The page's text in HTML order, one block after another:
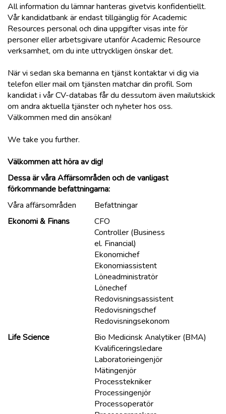
All information du lämnar hanteras givetvis konfidentiellt.
Vår kandidatbank är endast tillgänglig för Academic
Resources personal och dina uppgifter visas inte för
personer eller arbetsgivare utanför Academic Resource
verksamhet, om du inte uttryckligen önskar det.
När vi sedan ska bemanna en tjänst kontaktar vi dig via
telefon eller mail om tjänsten matchar din profil. Som
kandidat i vår CV-databas får du dessutom även mailutskick
om andra aktuella tjänster och nyheter hos oss.
Välkommen med din ansökan!
We take you further.
Välkommen att höra av dig!
Dessa är våra Affärsområden och de vanligast
förkommande befattningarna:
Våra affärsområden
Befattningar
Ekonomi & Finans
CFO
Controller (Business
el. Financial)
Ekonomichef
Ekonomiassistent
Löneadministratör
Lönechef
Redovisningsassistent
Redovisningschef
Redovisningsekonom
Life Science
Bio Medicinsk Analytiker (BMA)
Kvalificeringsledare
Laboratorieingenjör
Mätingenjör
Processtekniker
Processingenjör
Processoperatör